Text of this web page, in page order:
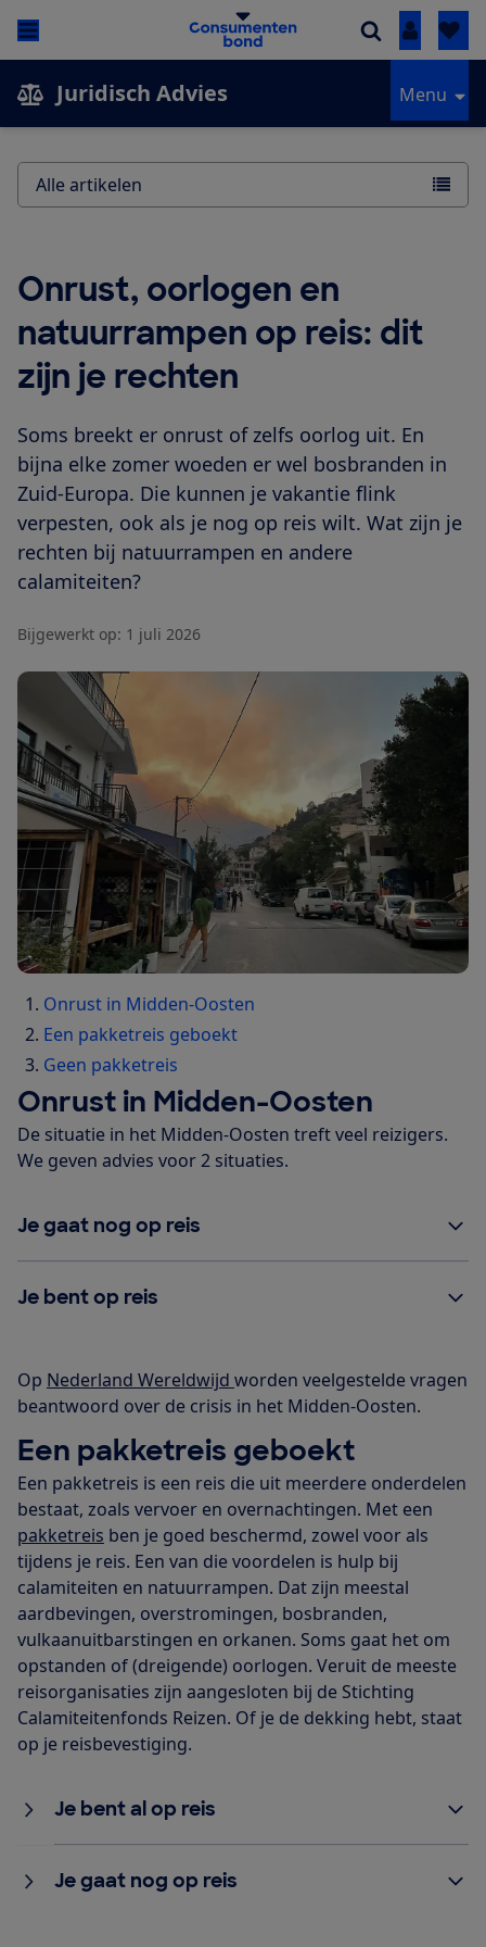
Inloggen
Juridisch Advies Menu
Onrust, oorlogen en
natuurrampen op reis: dit
zijn je rechten
Soms breekt er onrust of zelfs oorlog uit. En
bijna elke zomer woeden er wel bosbranden in
Zuid-Europa. Die kunnen je vakantie flink
verpesten, ook als je nog op reis wilt. Wat zijn je
rechten bij natuurrampen en andere
calamiteiten?
Bijgewerkt op: 1 juli 2026
Onrust in Midden-Oosten
Een pakketreis geboekt
Geen pakketreis
Onrust in Midden-Oosten
De situatie in het Midden-Oosten treft veel reizigers.
We geven advies voor 2 situaties.
Je gaat nog op reis
Je bent op reis
Op Nederland Wereldwijd worden veelgestelde vragen
beantwoord over de crisis in het Midden-Oosten.
Een pakketreis geboekt
Een pakketreis is een reis die uit meerdere onderdelen
bestaat, zoals vervoer en overnachtingen. Met een
pakketreis ben je goed beschermd, zowel voor als
tijdens je reis. Een van die voordelen is hulp bij
calamiteiten en natuurrampen. Dat zijn meestal
aardbevingen, overstromingen, bosbranden,
vulkaanuitbarstingen en orkanen. Soms gaat het om
opstanden of (dreigende) oorlogen. Veruit de meeste
reisorganisaties zijn aangesloten bij de Stichting
Calamiteitenfonds Reizen. Of je de dekking hebt, staat
op je reisbevestiging.
Je bent al op reis
Je gaat nog op reis
Alle artikelen